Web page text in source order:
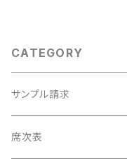
CATEGORY
サンプル請求
席次表
席次表